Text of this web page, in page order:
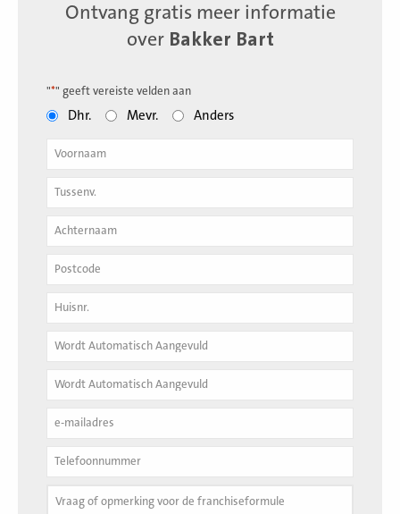
Ontvang gratis meer informatie
over Bakker Bart
"*" geeft vereiste velden aan
Dhr. Mevr. Anders